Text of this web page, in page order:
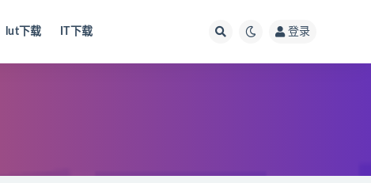
lut下载 IT下载 登录